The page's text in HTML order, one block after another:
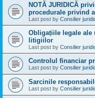
NOTĂ JURIDICĂ
procedurale privind
Last post by Consilier
Obligațiile legale ale
litigiilor
Last post by Consilier
Controlul financiar
Last post by Consilier
Sarcinile
Last post by Consilier